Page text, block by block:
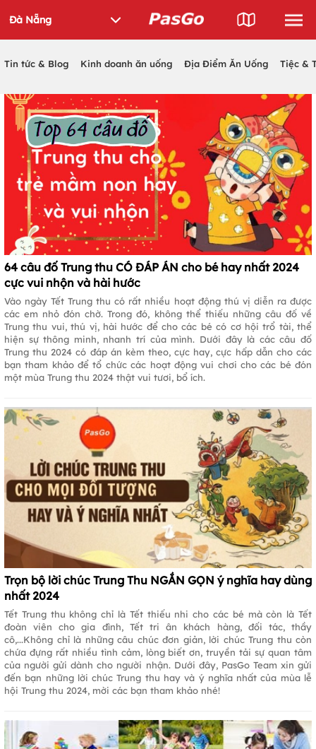
Tin tức & Blog Kinh doanh ăn uống Địa Điểm Ăn Uống Tiệc &
64 câu đố Trung thu CÓ ĐÁP ÁN cho bé hay nhất 2024
cực vui nhộn và hài hước
Vào ngày Tết Trung thu có rất nhiều hoạt động thú vị diễn ra được
các em nhỏ đón chờ. Trong đó, không thể thiếu những câu đố về
Trung thu vui, thú vị, hài hước để cho các bé có cơ hội trổ tài, thể
hiện sự thông minh, nhanh trí của mình. Dưới đây là các câu đố
Trung thu 2024 có đáp án kèm theo, cực hay, cực hấp dẫn cho các
bạn tham khảo để tổ chức các hoạt động vui chơi cho các bé đón
một mùa Trung thu 2024 thật vui tươi, bổ ích.
Trọn bộ lời chúc Trung Thu NGẮN GỌN ý nghĩa hay dùng
nhất 2024
Tết Trung thu không chỉ là Tết thiếu nhi cho các bé mà còn là Tết
đoàn viên cho gia đình, Tết tri ân khách hàng, đối tác, thầy
cô,...Không chỉ là những câu chúc đơn giản, lời chúc Trung thu còn
chứa đựng rất nhiều tình cảm, lòng biết ơn, truyền tải sự quan tâm
của người gửi dành cho người nhận. Dưới đây, PasGo Team xin gửi
đến bạn những lời chúc Trung thu hay và ý nghĩa nhất của mùa lễ
hội Trung thu 2024, mời các bạn tham khảo nhé!